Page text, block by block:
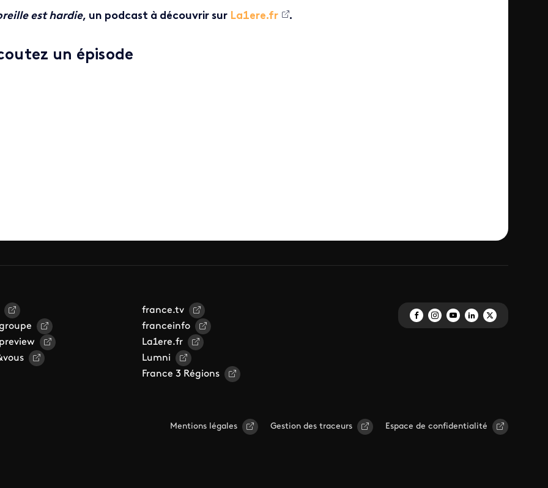
est hardie, un podcast à découvrir sur La1ere.fr .
un épisode
france.tv
franceinfo
La1ere.fr
Lumni
France 3 Régions
Mentions légales Gestion des traceurs Espace de confidentialité